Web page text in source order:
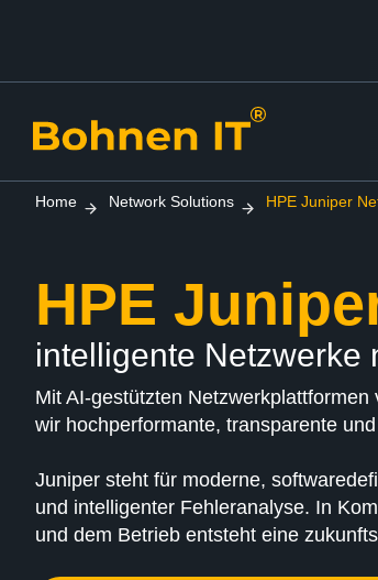
Home Network Solutions HPE Juniper
HPE
intelligente Netzwerke
Mit AI-gestützten
wir hochperformante, transparente
Juniper steht für moderne,
und intelligenter Fehleranalyse. In
und dem Betrieb entsteht eine